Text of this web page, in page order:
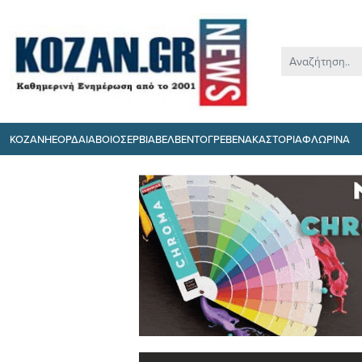
ΚΟΖΑΝΗΕΟΡΔΑΙΑΒΟΙΟΣΕΡΒΙΑΒΕΛΒΕΝΤΟΓΡΕΒΕΝΑΚΑΣΤΟΡΙΑΦΛΩΡΙΝΑ